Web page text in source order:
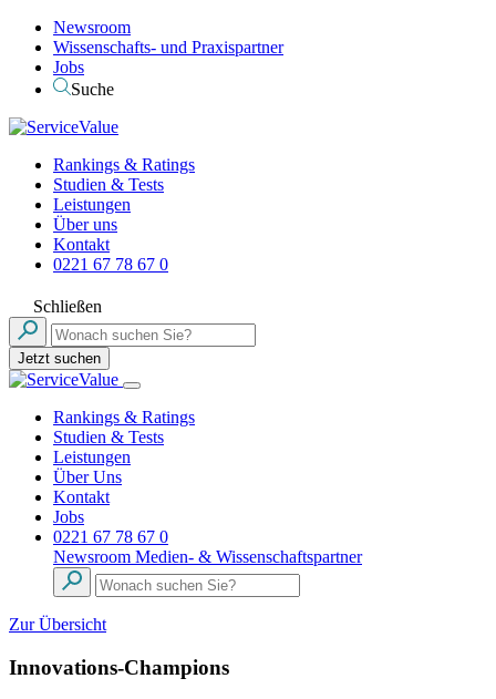
Newsroom
Wissenschafts- und Praxispartner
Jobs
Suche
Rankings & Ratings
Studien & Tests
Leistungen
Über uns
Kontakt
0221 67 78 67 0
Schließen
Jetzt suchen
Rankings & Ratings
Studien & Tests
Leistungen
Über Uns
Kontakt
Jobs
0221 67 78 67 0
Newsroom Medien- & Wissenschaftspartner
Zur Übersicht
Innovations-Champions